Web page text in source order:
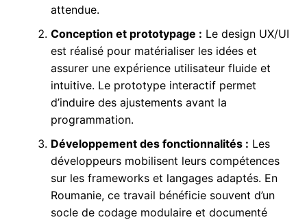
attendue.
Conception et prototypage : Le design UX/UI
est réalisé pour matérialiser les idées et
assurer une expérience utilisateur fluide et
intuitive. Le prototype interactif permet
d’induire des ajustements avant la
programmation.
Développement des fonctionnalités : Les
développeurs mobilisent leurs compétences
sur les frameworks et langages adaptés. En
Roumanie, ce travail bénéficie souvent d’un
socle de codage modulaire et documenté